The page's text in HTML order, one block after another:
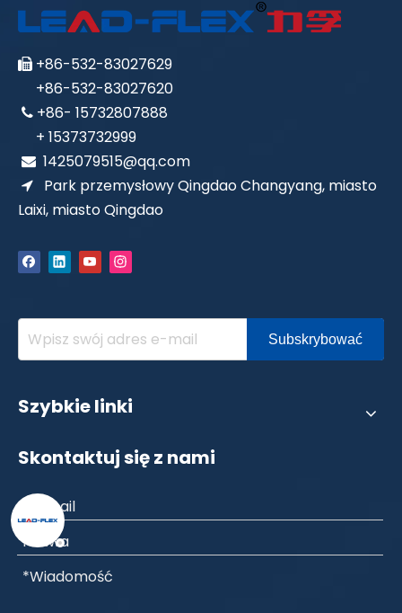
 +86-532-83027629
+86-532-83027620
 +86- 15732807888
+ 15373732999
 1425079515@qq.com
 Park przemysłowy Qingdao Changyang, miasto
Laixi, miasto Qingdao
Subskrybować
Szybkie linki
Skontaktuj się z nami